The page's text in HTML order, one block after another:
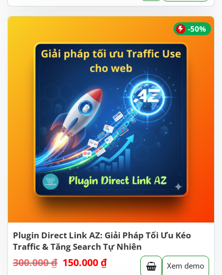
250.000 ₫.
-50%
Plugin Direct Link AZ: Giải Pháp Tối Ưu Kéo
Traffic & Tăng Search Tự Nhiên
300.000₫ Giá
gốc
150.000 ₫Giá
hiện Xem demo